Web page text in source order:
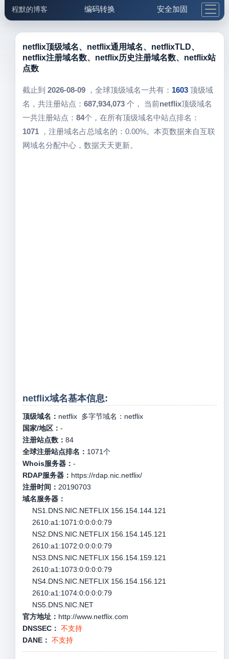
程默的博客 编码转换 安全加固
邮件工具 生活便民 更多工具
5.1支付宝大红包
netflix顶级域名、netflix通用域名、netflixTLD、
netflix注册域名数、netflix历史注册域名数、netflix站
点数
截止到 2026-08-09，全球顶级域名一共有： 1603 顶级域
名，共注册站点： 687,934,073 个， 当前netflix顶级域名
一共注册站点： 84个，在所有顶级域名中站点排名：
1071，注册域名占总域名的：0.00%。本页数据来自互联
网域名分配中心，数据天天更新。
netflix域名基本信息:
顶级域名： netflix多字节域名： netflix
国家/地区： -
注册站点数： 84
全球注册站点排名： 1071个
Whois服务器： -
RDAP服务器： https://rdap.nic.netflix/
注册时间： 20190703
域名服务器：
NS1.DNS.NIC.NETFLIX 156.154.144.121
2610:a1:1071:0:0:0:0:79
NS2.DNS.NIC.NETFLIX 156.154.145.121
2610:a1:1072:0:0:0:0:79
NS3.DNS.NIC.NETFLIX 156.154.159.121
2610:a1:1073:0:0:0:0:79
NS4.DNS.NIC.NETFLIX 156.154.156.121
2610:a1:1074:0:0:0:0:79
NS5.DNS.NIC.NET
官方地址： http://www.netflix.com
DNSSEC： 不支持
DANE： 不支持